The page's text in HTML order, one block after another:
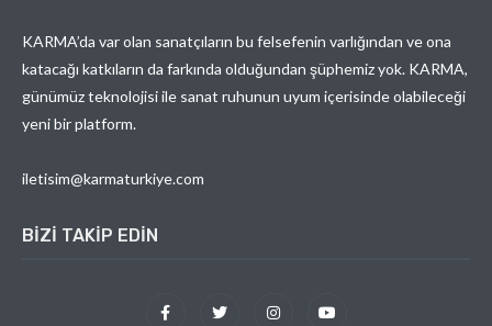
KARMA’da var olan sanatçıların bu felsefenin varlığından ve ona
katacağı katkıların da farkında olduğundan şüphemiz yok. KARMA,
günümüz teknolojisi ile sanat ruhunun uyum içerisinde olabileceği
yeni bir platform.
iletisim@karmaturkiye.com
BIZI TAKIP EDIN